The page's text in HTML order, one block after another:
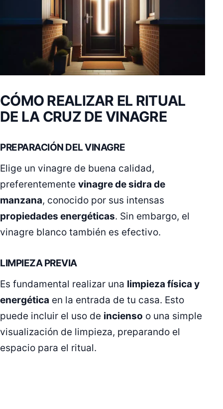
CÓMO REALIZAR EL RITUAL
DE LA CRUZ DE VINAGRE
PREPARACIÓN DEL VINAGRE
Elige un vinagre de buena calidad,
preferentemente vinagre de sidra de
manzana, conocido por sus intensas
propiedades energéticas. Sin embargo, el
vinagre blanco también es efectivo.
LIMPIEZA PREVIA
Es fundamental realizar una limpieza física y
energética en la entrada de tu casa. Esto
puede incluir el uso de incienso o una simple
visualización de limpieza, preparando el
espacio para el ritual.